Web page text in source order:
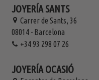
JOYERÍA SANTS
Carrer de Sants, 36
08014 - Barcelona
+34 93 298 07 26
JOYERÍA OCASIÓ